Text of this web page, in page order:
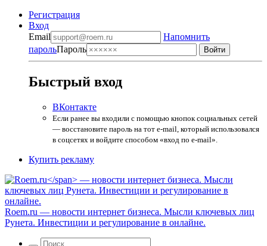
Регистрация
Вход
Email
Напомнить
парольПароль
Быстрый вход
ВКонтакте
Если ранее вы входили с помощью кнопок социальных сетей
— восстановите пароль на тот e-mail, который использовался
в соцсетях и войдите способом «вход по e-mail».
Купить рекламу
Roem.ru — новости интернет бизнеса. Мысли ключевых лиц
Рунета. Инвестиции и регулирование в онлайне.